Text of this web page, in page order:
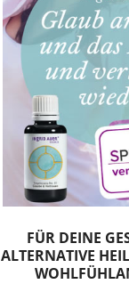
FÜR DEINE
ALTERNATIVE